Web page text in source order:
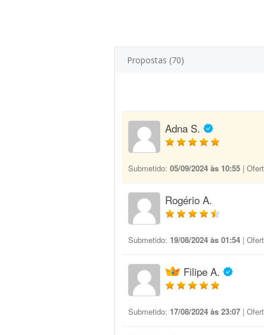
Propostas (70)
Adna S.
Submetido: 05/09/2024 às 10:55 |
Rogério A.
Submetido: 19/08/2024 às 01:54 |
Filipe A.
Submetido: 17/08/2024 às 23:07 |